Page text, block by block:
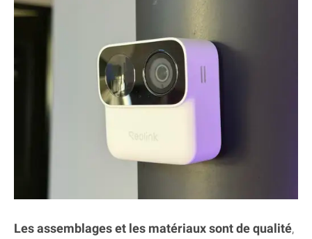
Les assemblages et les matériaux sont de qualité,